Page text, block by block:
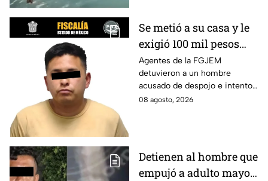
Se metió a su casa y le
exigió 100 mil pesos
para devolvérsela; cae
otro por despojo en
Edomex
Agentes de la FGJEM
detuvieron a un hombre
acusado de despojo e intento
de extorsión en el Edomex.
08 agosto, 2026
Detienen al hombre que
empujó a adulto mayor